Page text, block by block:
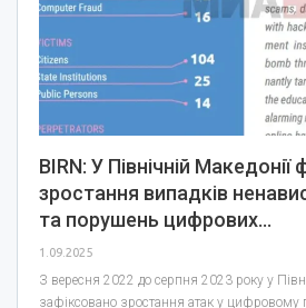
BIRN: У Північній Македонії
зростання випадків
та порушень цифрових…
1.09.2025
З вересня 2022 до серпня 2023 року у
зафіксовано зростання атак у цифровому